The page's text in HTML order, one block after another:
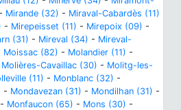
- Mirande (32) - Miraval-Cabardès (11)
- Mirepeisset (11) - Mirepoix (09) -
(31) - Mireval (34) - Mireval-
Moissac (82) - Molandier (11) -
Molières-Cavaillac (30) - Molitg-les-
(11) - Monblanc (32) -
- Mondavezan (31) - Mondilhan (31) -
- Monfaucon (65) - Mons (30) -